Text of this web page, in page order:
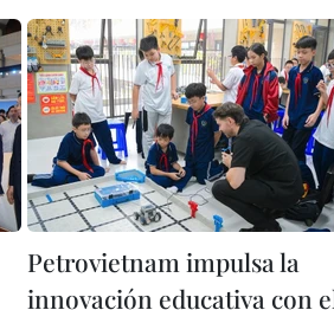
Petrovietnam impulsa la
innovación educativa con